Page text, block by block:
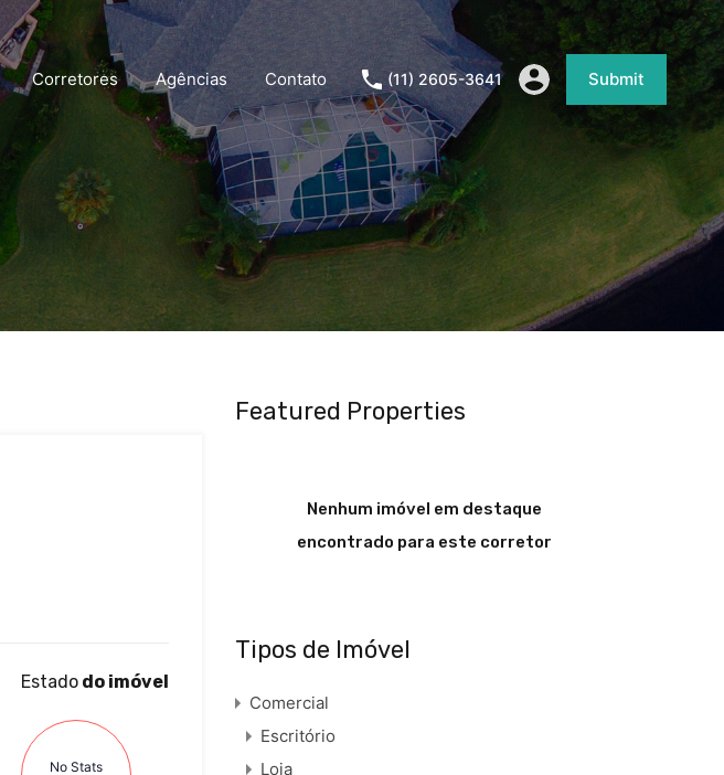
Corretores Agências Contato (11) 2605-3641 Submit
Estadodo imóvel
No Stats
Featured Properties
Nenhum imóvel em destaque
encontrado para este corretor
Tipos de Imóvel
Comercial
Escritório
Loja